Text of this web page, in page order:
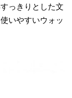
っきりとした文
いやすいウォッ